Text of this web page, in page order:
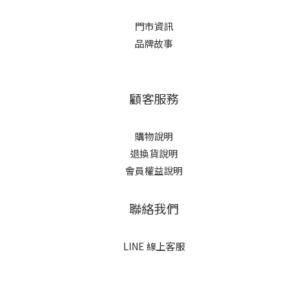
門市資訊
品牌故事
顧客服務
購物說明
退換貨說明
會員權益說明
聯絡我們
LINE 線上客服